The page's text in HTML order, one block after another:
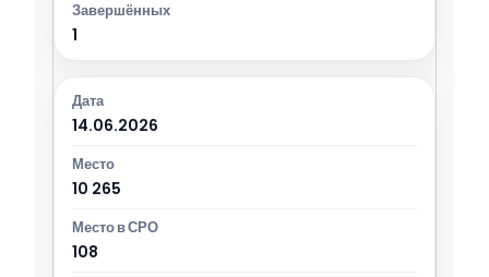
1
14.06.2026
10 265
108